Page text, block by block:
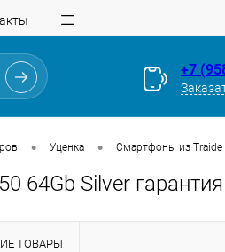
+7
• Уценка • Смартфоны из Traide
64Gb Silver
ТОВАРЫ